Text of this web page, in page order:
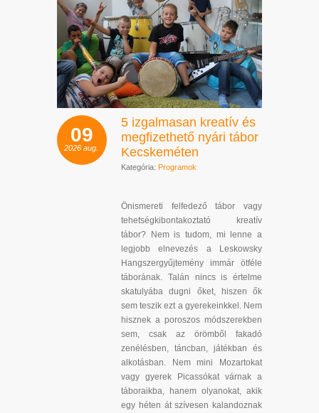
09
2026 aug.
5 izgalmasan kreatív és
megfizethető nyári tábor
Kecskeméten
Kategória: Programok
Önismereti felfedező tábor vagy
tehetségkibontakoztató kreatív
tábor? Nem is tudom, mi lenne a
legjobb elnevezés a Leskowsky
Hangszergyűjtemény immár ötféle
táborának. Talán nincs is értelme
skatulyába dugni őket, hiszen ők
sem teszik ezt a gyerekeinkkel. Nem
hisznek a poroszos módszerekben
sem, csak az örömből fakadó
zenélésben, táncban, játékban és
alkotásban. Nem mini Mozartokat
vagy gyerek Picassókat várnak a
táboraikba, hanem olyanokat, akik
egy héten át szívesen kalandoznak